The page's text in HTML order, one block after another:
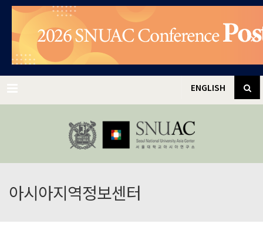
✕
ENGLISH
아시아지역정보센터